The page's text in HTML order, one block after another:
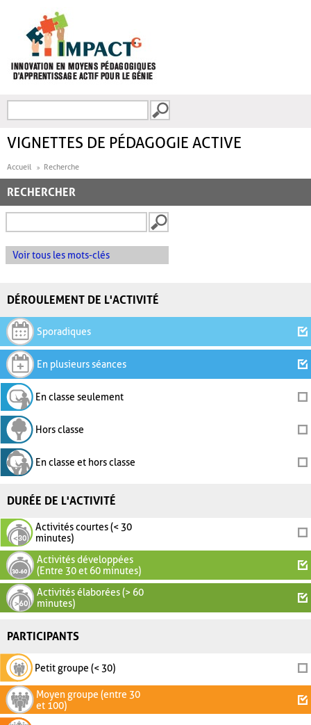
FORMULAIRE DE
VIGNETTES DE PÉDAGOGIE ACTIVE
Accueil Recherche
RECHERCHER
Voir tous les mots-clés
DÉROULEMENT DE L'ACTIVITÉ
Sporadiques
En plusieurs séances
En classe seulement
Hors classe
En classe et hors classe
DURÉE DE L'ACTIVITÉ
Activités courtes (< 30
minutes)
Activités développées
(Entre 30 et 60 minutes)
Activités élaborées (> 60
minutes)
PARTICIPANTS
Petit groupe (< 30)
Moyen groupe (entre 30
et 100)